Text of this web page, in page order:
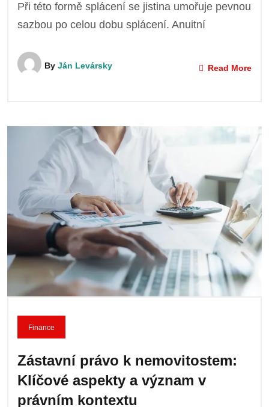
Při této formě splácení se jistina umořuje pevnou
sazbou po celou dobu splácení. Anuitní
By Ján Levársky Read More
Finance
Zástavní právo k nemovitostem:
Klíčové aspekty a význam v
právním kontextu